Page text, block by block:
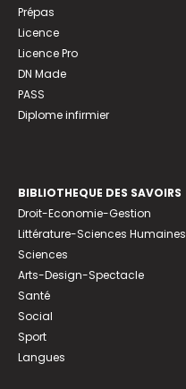
Prépas
Licence
Licence Pro
DN Made
PASS
Diplome infirmier
BIBLIOTHEQUE DES SAVOIRS
Droit-Economie-Gestion
Littérature-Sciences Humaines
Sciences
Arts-Design-Spectacle
Santé
Social
Sport
Langues